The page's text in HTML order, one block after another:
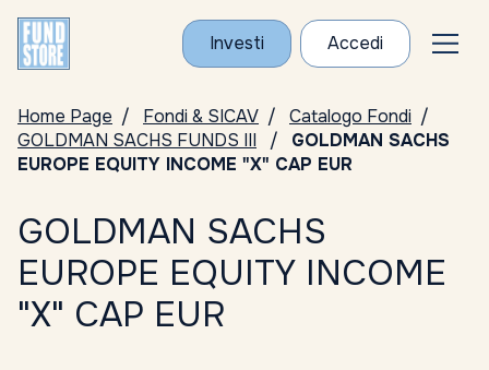
Investi Accedi
Home Page Fondi & SICAV
Catalogo Fondi
GOLDMAN SACHS FUNDS III
GOLDMAN SACHS
EUROPE EQUITY INCOME "X" CAP EUR
GOLDMAN SACHS
EUROPE EQUITY INCOME
"X" CAP EUR